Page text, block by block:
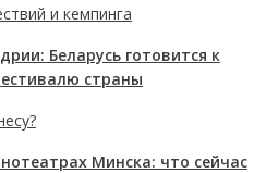
и кемпинга
Беларусь готовится к
страны
Минска: что сейчас